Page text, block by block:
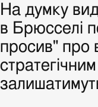
На думку
в Брюсселі
просив" про